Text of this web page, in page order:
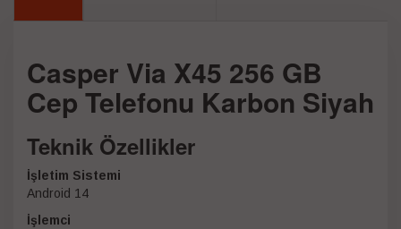
Casper Via X45 256 GB
Cep Telefonu Karbon Siyah
Teknik Özellikler
İşletim Sistemi
Android 14
İşlemci